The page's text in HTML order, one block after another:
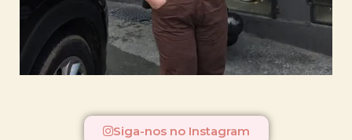
Siga-nos no Instagram